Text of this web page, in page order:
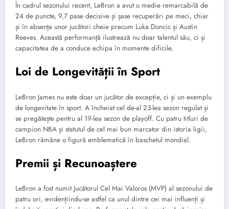
În cadrul sezonului recent, LeBron a avut o medie remarcabilă de
24 de puncte, 9,7 pase decisive și șase recuperări pe meci, chiar
și în absența unor jucători cheie precum Luka Doncic și Austin
Reeves. Această performanță ilustrează nu doar talentul său, ci și
capacitatea de a conduce echipa în momente dificile.
Loi de Longevității în Sport
LeBron James nu este doar un jucător de excepție, ci și un exemplu
de longevitate în sport. A încheiat cel de-al 23-lea sezon regulat și
se pregătește pentru al 19-lea sezon de playoff. Cu patru titluri de
campion NBA și statutul de cel mai bun marcator din istoria ligii,
LeBron rămâne o figură emblematică în baschetul mondial.
Premii și Recunoaștere
LeBron a fost numit Jucătorul Cel Mai Valoros (MVP) al sezonului de
patru ori, evidențiindu-se astfel ca unul dintre cei mai influenți și